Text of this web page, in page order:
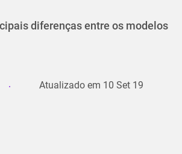
diferenças entre os modelos
Atualizado em 10 Set 19